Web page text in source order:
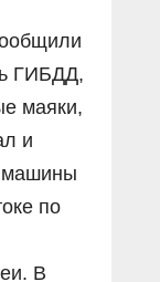
ГИБДД,
маяки,
и
машины
по
В